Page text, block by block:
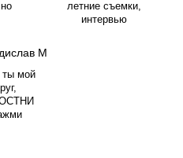
но
летние съемки,
интервью
ты мой